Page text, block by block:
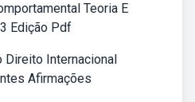
Teoria E
Edição Pdf
Direito Internacional
Afirmações